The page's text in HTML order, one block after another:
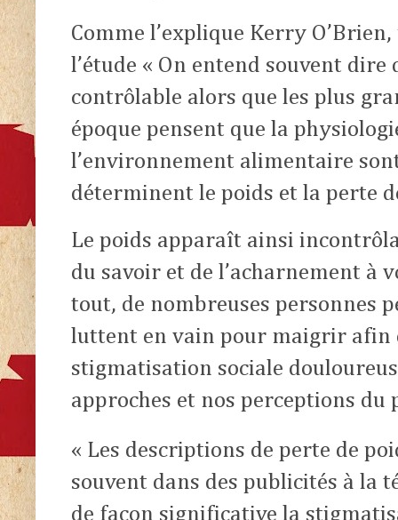
Comme l’explique Kerry
l’étude « On entend souvent
contrôlable alors que les plus
époque pensent que la
l’environnement alimentaire
déterminent le poids et la perte
Le poids apparaît ainsi
du savoir et de l’acharnement à
tout, de nombreuses personnes
luttent en vain pour maigrir afin
stigmatisation sociale
approches et nos perceptions du
« Les descriptions de perte de
souvent dans des publicités à la
de façon significative la